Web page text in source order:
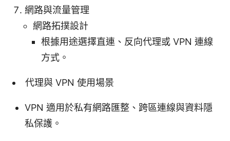
網路與流量管理
網路拓撲設計
根據用途選擇直連、反向代理或 VPN 連線
方式。
代理與 VPN 使用場景
VPN 適用於私有網路匯整、跨區連線與資料隱
私保護。